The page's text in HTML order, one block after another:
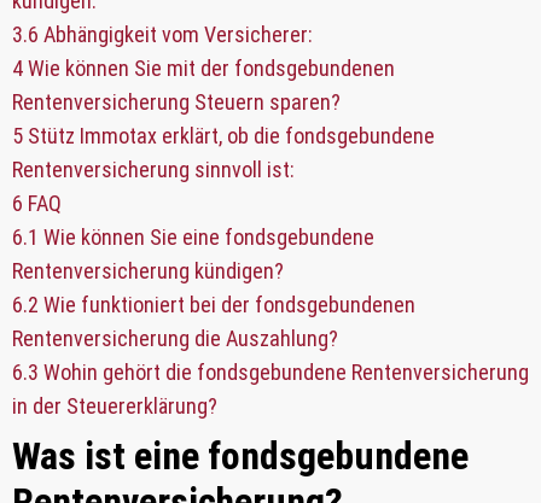
3.6 Abhängigkeit vom Versicherer:
4Wie können Sie mit der fondsgebundenen
Rentenversicherung Steuern sparen?
5 Stütz Immotax erklärt, ob die fondsgebundene
Rentenversicherung sinnvoll ist:
6 FAQ
6.1 Wie können Sie eine fondsgebundene
Rentenversicherung kündigen?
6.2 Wie funktioniert bei der fondsgebundenen
Rentenversicherung die Auszahlung?
6.3 Wohin gehört die fondsgebundene Rentenversicherung
in der Steuererklärung?
Was ist eine fondsgebundene